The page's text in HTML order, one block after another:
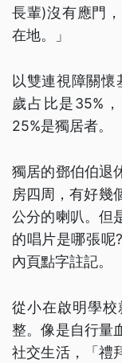
長輩)沒有應門
在地。」
以雙連視障關
歲占比是35%
25%是獨居者。
獨居的鄧伯伯退
房四周，有好幾
公分的喇叭。但
的唱片是哪張呢
內頁點字註記。
從小在啟明學
整。像是自行量
社交生活，「禮